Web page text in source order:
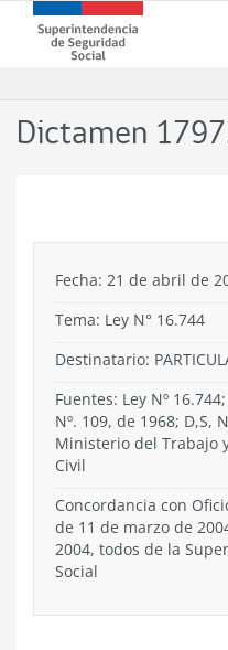
contenido
Superintendencia
de
-
Dictamen
Fecha: 21 de abril de
Tema: Ley N° 16.744
Destinatario:
Fuentes: Ley Nº
Nº. 109, de 1968; D,S,
Ministerio del Trabajo
Civil
Concordancia con
de 11 de marzo de
2004, todos de la
Social